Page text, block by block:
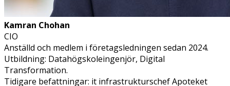
Kamran Chohan
CIO
Anställd och medlem i företagsledningen sedan 2024.
Utbildning: Datahögskoleingenjör, Digital
Transformation.
Tidigare befattningar: it infrastrukturschef Apoteket